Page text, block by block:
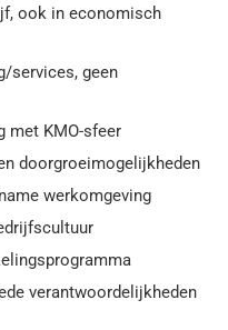
ook in economisch
services, geen
met KMO-sfeer
doorgroeimogelijkheden
werkomgeving
verantwoordelijkheden